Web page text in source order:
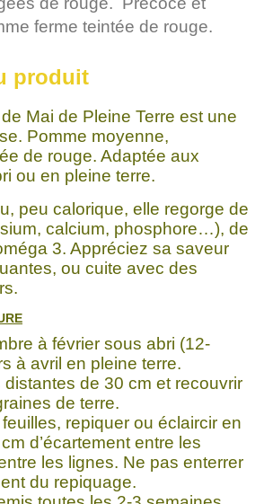
ferme teintée de rouge.
produit
Mai de Pleine Terre est une
Pomme moyenne,
de rouge. Adaptée aux
ou en pleine terre.
peu calorique, elle regorge de
calcium, phosphore…), de
3. Appréciez sa saveur
ou cuite avec des
à février sous abri (12-
à avril en pleine terre.
de 30 cm et recouvrir
de terre.
repiquer ou éclaircir en
d’écartement entre les
les lignes. Ne pas enterrer
du repiquage.